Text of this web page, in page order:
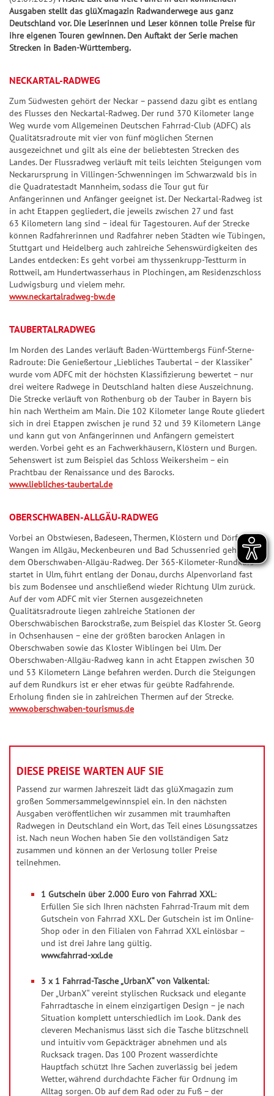
7
7
E
R
6
G
l
ü
c
k
s
S
p
ir
a
S
i
e
g
e
r-
C
h
a
n
e
p
o
e
w
i
n
n
e
F
e
h
l
e
a
h
l
e
n
T
r
e
ff
b
il
a
n
z
G
l
ü
c
k
s
z
l
n
G
l
ü
c
-
T
i
p
p
p
i
e
S
U
P
E
R
6
Jac
kp
ot-
Jä
r
ke
n
+6
+7
+9 +10
p
i
e
S
U
P
E
R
6
Pr
oje
ktf
ör
ru
ng
Natu
r-
und
Um
welt
schu
tz
dan
k
BIN
GO!
i
e
g
C
h
a
n
c
e
S
p
i
e
l
7
7
P
E
R
6
5
Ge
wi
za
hle
n
e
r
n
z
G
l
ü
c
k
s
-
T
i
l
e
it
n
G
e
w
i
n
n
z
a
h
l
e
n
&
u
t
e
n
S
p
i
e
l
p
a
S
p
i
l
n
l
e
it
u
n
g
G
e
w
i
n
n
a
h
l
e
n
&
Q
u
o
t
e
S
p
i
e
l
p
l
a
n
Ausgaben stellt das glüXmagazin Radwanderwege aus ganz
Deutschland vor. Die Leserinnen und Leser können tolle Preise für
ihre eigenen Touren gewinnen. Den Auftakt der Serie machen
Strecken in Baden-Württemberg.
NECKARTAL-RADWEG
Zum Südwesten gehört der Neckar – passend dazu gibt es entlang
des Flusses den Neckartal-Radweg. Der rund 370 Kilometer lange
Weg wurde vom Allgemeinen Deutschen Fahrrad-Club (ADFC) als
Qualitätsradroute mit vier von fünf möglichen Sternen
ausgezeichnet und gilt als eine der beliebtesten Strecken des
Landes. Der Flussradweg verläuft mit teils leichten Steigungen vom
Neckarursprung in Villingen-Schwenningen im Schwarzwald bis in
die Quadratestadt Mannheim, sodass die Tour gut für
Anfängerinnen und Anfänger geeignet ist. Der Neckartal-Radweg ist
in acht Etappen gegliedert, die jeweils zwischen 27 und fast
63 Kilometern lang sind – ideal für Tagestouren. Auf der Strecke
können Radfahrerinnen und Radfahrer neben Städten wie Tübingen,
Stuttgart und Heidelberg auch zahlreiche Sehenswürdigkeiten des
Landes entdecken: Es geht vorbei am thyssenkrupp-Testturm in
Rottweil, am Hundertwasserhaus in Plochingen, am Residenzschloss
Ludwigsburg und vielem mehr.
www.neckartalradweg-bw.de
TAUBERTALRADWEG
Im Norden des Landes verläuft Baden-Württembergs Fünf-Sterne-
Radroute: Die Genießertour „Liebliches Taubertal – der Klassiker“
wurde vom ADFC mit der höchsten Klassifizierung bewertet – nur
drei weitere Radwege in Deutschland halten diese Auszeichnung.
Die Strecke verläuft von Rothenburg ob der Tauber in Bayern bis
hin nach Wertheim am Main. Die 102 Kilometer lange Route gliedert
sich in drei Etappen zwischen je rund 32 und 39 Kilometern Länge
und kann gut von Anfängerinnen und Anfängern gemeistert
werden. Vorbei geht es an Fachwerkhäusern, Klöstern und Burgen.
Sehenswert ist zum Beispiel das Schloss Weikersheim – ein
Prachtbau der Renaissance und des Barocks.
www.liebliches-taubertal.de
OBERSCHWABEN-ALLGÄU-RADWEG
Vorbei an Obstwiesen, Badeseen, Thermen, Klöstern und Dörfern wie
Wangen im Allgäu, Meckenbeuren und Bad Schussenried geht es auf
dem Oberschwaben-Allgäu-Radweg. Der 365-Kilometer-Rundkurs
startet in Ulm, führt entlang der Donau, durchs Alpenvorland fast
bis zum Bodensee und anschließend wieder Richtung Ulm zurück.
Auf der vom ADFC mit vier Sternen ausgezeichneten
Qualitätsradroute liegen zahlreiche Stationen der
Oberschwäbischen Barockstraße, zum Beispiel das Kloster St. Georg
in Ochsenhausen – eine der größten barocken Anlagen in
Oberschwaben sowie das Kloster Wiblingen bei Ulm. Der
Oberschwaben-Allgäu-Radweg kann in acht Etappen zwischen 30
und 53 Kilometern Länge befahren werden. Durch die Steigungen
auf dem Rundkurs ist er eher etwas für geübte Radfahrende.
Erholung finden sie in zahlreichen Thermen auf der Strecke.
www.oberschwaben-tourismus.de
DIESE PREISE WARTEN AUF SIE
Passend zur warmen Jahreszeit lädt das glüXmagazin zum
großen Sommersammelgewinnspiel ein. In den nächsten
Ausgaben veröffentlichen wir zusammen mit traumhaften
Radwegen in Deutschland ein Wort, das Teil eines Lösungssatzes
ist. Nach neun Wochen haben Sie den vollständigen Satz
zusammen und können an der Verlosung toller Preise
teilnehmen.
1 Gutschein über 2.000 Euro von Fahrrad XXL:
Erfüllen Sie sich Ihren nächsten Fahrrad-Traum mit dem
Gutschein von Fahrrad XXL. Der Gutschein ist im Online-
Shop oder in den Filialen von Fahrrad XXL einlösbar –
und ist drei Jahre lang gültig.
www.fahrrad-xxl.de
3 x 1 Fahrrad-Tasche „UrbanX“ von Valkental:
Der „UrbanX“ vereint stylischen Rucksack und elegante
Fahrradtasche in einem einzigartigen Design – je nach
Situation komplett unterschiedlich im Look. Dank des
cleveren Mechanismus lässt sich die Tasche blitzschnell
und intuitiv vom Gepäckträger abnehmen und als
Rucksack tragen. Das 100 Prozent wasserdichte
Hauptfach schützt Ihre Sachen zuverlässig bei jedem
Wetter, während durchdachte Fächer für Ordnung im
Alltag sorgen. Ob auf dem Rad oder zu Fuß – der